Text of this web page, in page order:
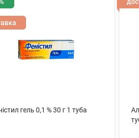
гель 0,1 % 30 г 1 туба